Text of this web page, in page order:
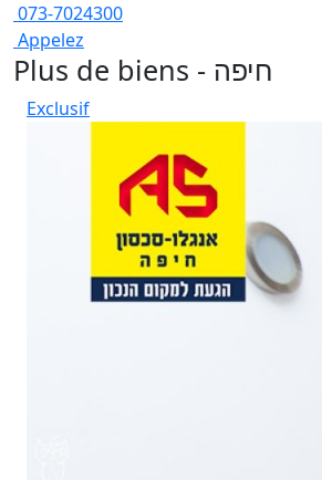
073-7024300
Appelez
Plus de biens - חיפה
Exclusif